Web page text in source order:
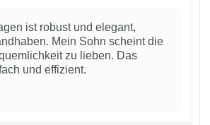
ist robust und elegant,
Mein Sohn scheint die
zu lieben. Das
und effizient.